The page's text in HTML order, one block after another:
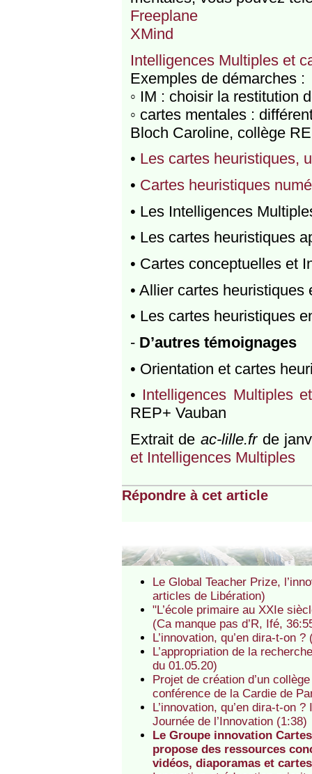
Freeplane
XMind
Intelligences Multiples et
Exemples de démarches :
◦ IM : choisir la restitution
◦ cartes mentales :
Bloch Caroline, collège
• Les cartes heuristiques,
• Cartes heuristiques
• Les Intelligences
• Les cartes heuristiques
• Cartes conceptuelles et
• Allier cartes
• Les cartes heuristiques
- D’autres témoignages
• Orientation et cartes
• Intelligences Multiples
REP+ Vauban
Extrait de ac-lille.frde
et Intelligences Multiples
Répondre à cet article
Le Global Teacher Prize,
articles de Libération)
"L’école primaire au XXIe
(Ca manque pas d’R, Ifé,
L’innovation, qu’en dira-t-on
L’appropriation de la
du 01.05.20)
Projet de création d’un
conférence de la Cardie de
L’innovation, qu’en dira-t-on
Journée de l’Innovation (1:38)
Le Groupe innovation
propose des ressources
vidéos, diaporamas et cartes